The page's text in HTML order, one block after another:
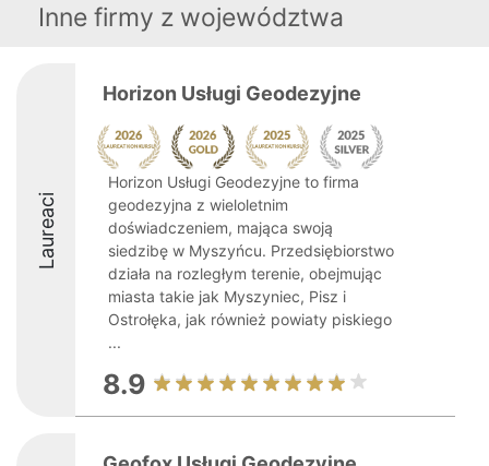
Inne firmy z województwa
Laureaci
Horizon Usługi Geodezyjne
Horizon Usługi Geodezyjne to firma
geodezyjna z wieloletnim
doświadczeniem, mająca swoją
siedzibę w Myszyńcu. Przedsiębiorstwo
działa na rozległym terenie, obejmując
miasta takie jak Myszyniec, Pisz i
Ostrołęka, jak również powiaty piskiego
...
8.9